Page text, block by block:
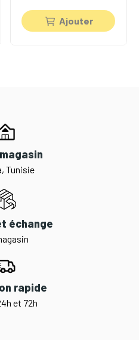
Ajouter
Tunisie
échange
rapide
et 72h